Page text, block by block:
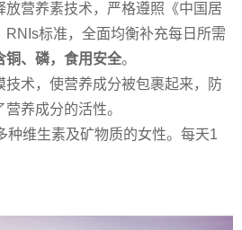
放营养素技术，严格遵照《中国居
RNIs标准，全面均衡补充每日所需
铜、磷，食用安全。
技术，使营养成分被包裹起来，防
养成分的活性。
种维生素及矿物质的女性。每天1